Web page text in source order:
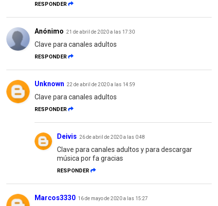
RESPONDER
Anónimo 21 de abril de 2020 a las 17:30
Clave para canales adultos
RESPONDER
Unknown 22 de abril de 2020 a las 14:59
Clave para canales adultos
RESPONDER
Deivis 26 de abril de 2020 a las 0:48
Clave para canales adultos y para descargar
música por fa gracias
RESPONDER
Marcos3330 16 de mayo de 2020 a las 15:27